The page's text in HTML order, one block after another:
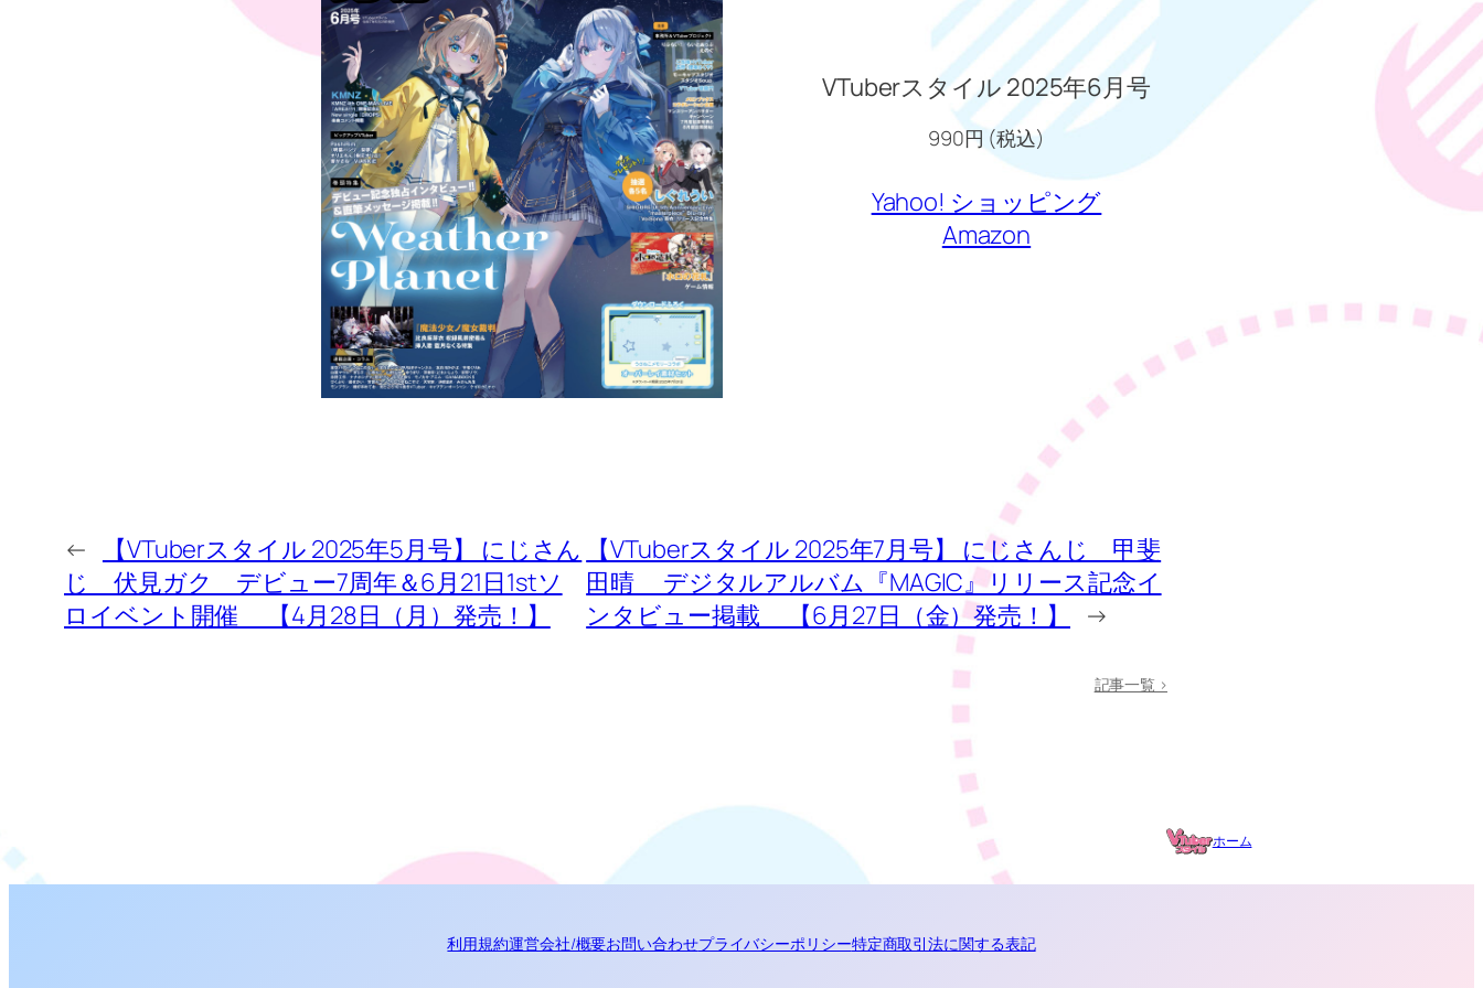
VTuberスタイル 2025年6月号
990円 (税込)
Yahoo! ショッピング
Amazon
←
【VTuberスタイル 2025年5月号】 にじさん
じ 伏見ガク デビュー7周年＆6月21日1stソ
ロイベント開催 【4月28日（月）発売！】
【VTuberスタイル 2025年7月号】 にじさんじ 甲斐
田晴 デジタルアルバム『MAGIC』リリース記念イ
ンタビュー掲載 【6月27日（金）発売！】
→
記事一覧 >
ホーム
利用規約運営会社/概要お問い合わせプライバシーポリシー特定商取引法に関する表記